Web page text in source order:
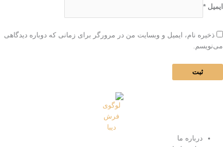
ایمیل *
ذخیره نام، ایمیل و وبسایت من در مرورگر برای زمانی که دوباره دیدگاهی
می‌نویسم.
درباره ما